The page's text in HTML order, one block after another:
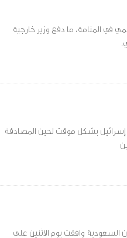
المنامة، ما دفع وزير خارجية
إسرائيل بشكل موقت لحين المصادقة
السعودية وافقت يوم الاثنين على